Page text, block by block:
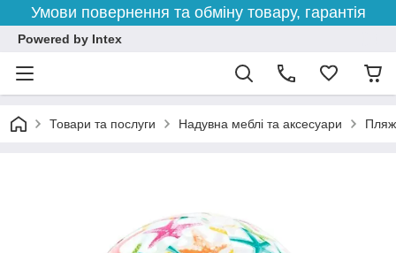
Умови повернення та обміну товару, гарантія
Powered by Intex
Товари та послуги Надувна меблі та аксесуари